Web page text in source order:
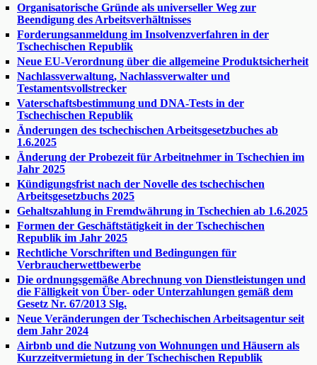
Organisatorische Gründe als universeller Weg zur
Beendigung des Arbeitsverhältnisses
Forderungsanmeldung im Insolvenzverfahren in der
Tschechischen Republik
Neue EU-Verordnung über die allgemeine Produktsicherheit
Nachlassverwaltung, Nachlassverwalter und
Testamentsvollstrecker
Vaterschaftsbestimmung und DNA-Tests in der
Tschechischen Republik
Änderungen des tschechischen Arbeitsgesetzbuches ab
1.6.2025
Änderung der Probezeit für Arbeitnehmer in Tschechien im
Jahr 2025
Kündigungsfrist nach der Novelle des tschechischen
Arbeitsgesetzbuchs 2025
Gehaltszahlung in Fremdwährung in Tschechien ab 1.6.2025
Formen der Geschäftstätigkeit in der Tschechischen
Republik im Jahr 2025
Rechtliche Vorschriften und Bedingungen für
Verbraucherwettbewerbe
Die ordnungsgemäße Abrechnung von Dienstleistungen und
die Fälligkeit von Über- oder Unterzahlungen gemäß dem
Gesetz Nr. 67/2013 Slg.
Neue Veränderungen der Tschechischen Arbeitsagentur seit
dem Jahr 2024
Airbnb und die Nutzung von Wohnungen und Häusern als
Kurzzeitvermietung in der Tschechischen Republik